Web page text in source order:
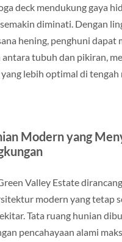
deck mendukung gaya
diminati. Dengan
hening, penghuni dapat
antara tubuh dan pikiran,
lebih optimal di
Modern yang
Valley Estate
modern yang tetap
Tata ruang hunian
pencahayaan alami